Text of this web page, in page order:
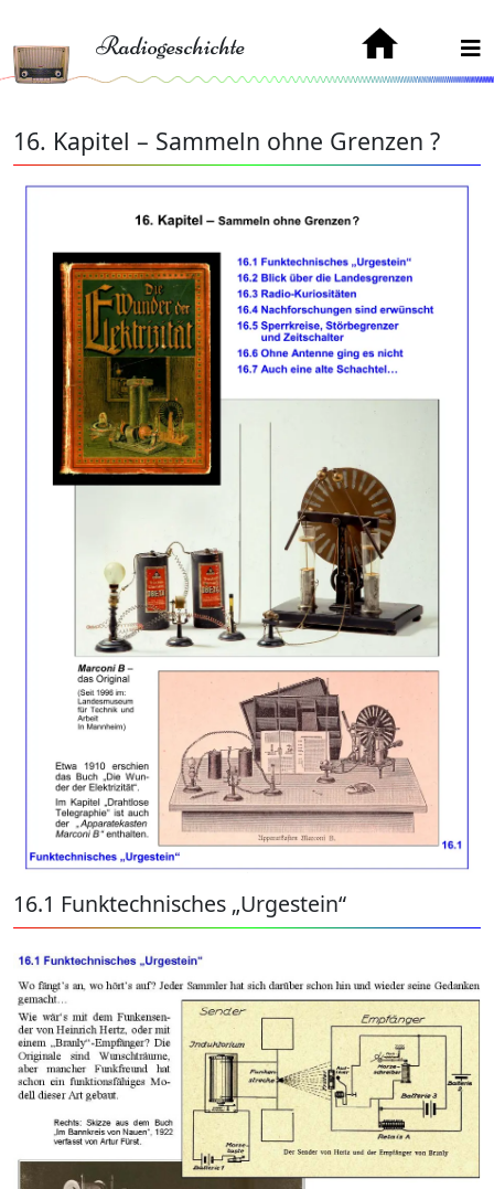
Radiogeschichte
16. Kapitel – Sammeln ohne Grenzen ?
16.1 Funktechnisches „Urgestein“